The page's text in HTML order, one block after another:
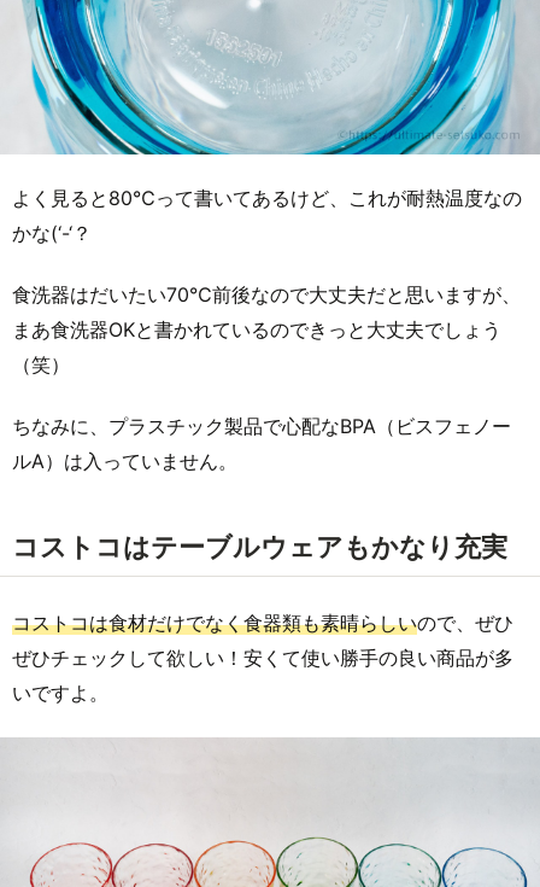
よく見ると80℃って書いてあるけど、これが耐熱温度なの
かな(‘-‘？
食洗器はだいたい70℃前後なので大丈夫だと思いますが、
まあ食洗器OKと書かれているのできっと大丈夫でしょう
（笑）
ちなみに、プラスチック製品で心配なBPA（ビスフェノー
ルA）は入っていません。
コストコはテーブルウェアもかなり充実
コストコは食材だけでなく食器類も素晴らしいので、ぜひ
ぜひチェックして欲しい！安くて使い勝手の良い商品が多
いですよ。